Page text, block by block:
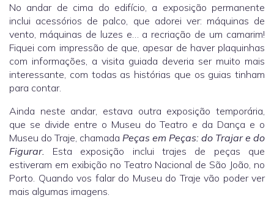
No andar de cima do edifício, a exposição permanente
inclui acessórios de palco, que adorei ver: máquinas de
vento, máquinas de luzes e… a recriação de um camarim!
Fiquei com impressão de que, apesar de haver plaquinhas
com informações, a visita guiada deveria ser muito mais
interessante, com todas as histórias que os guias tinham
para contar.
Ainda neste andar, estava outra exposição temporária,
que se divide entre o Museu do Teatro e da Dança e o
Museu do Traje, chamada Peças em Peças: do Trajar e do
Figurar. Esta exposição inclui trajes de peças que
estiveram em exibição no Teatro Nacional de São João, no
Porto. Quando vos falar do Museu do Traje vão poder ver
mais algumas imagens.